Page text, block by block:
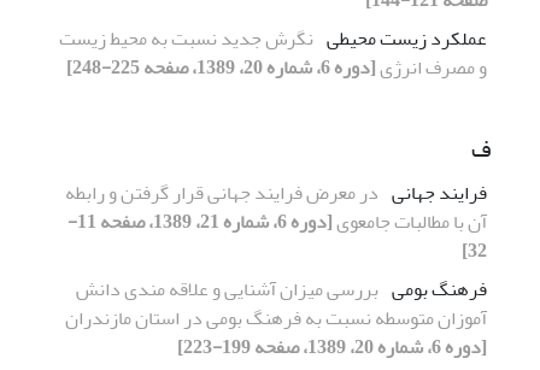
عملکرد زیست محیطی نگرش جدید نسبت به محیط زیست
و مصرف انرژی[دوره 6، شماره 20، 1389، صفحه 225-248]
ف
فرایند جهانی در معرض فرایند جهانی قرار گرفتن و رابطه
آن با مطالبات جامعوی
[دوره 6، شماره 21، 1389، صفحه 11-
32]
فرهنگ بومی بررسی میزان آشنایی و علاقه مندی دانش
آموزان متوسطه نسبت به فرهنگ بومی در استان مازندران
[دوره 6، شماره 20، 1389، صفحه 199-223]